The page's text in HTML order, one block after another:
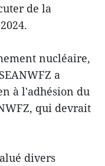
de la
nucléaire,
a
à l'adhésion du
qui devrait
divers